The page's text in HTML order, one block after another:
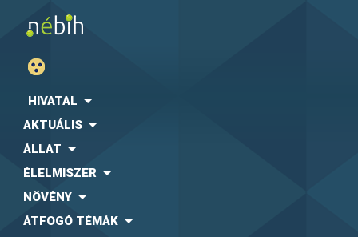
HIVATAL
AKTUÁLIS
ÁLLAT
ÉLELMISZER
NÖVÉNY
ÁTFOGÓ TÉMÁK